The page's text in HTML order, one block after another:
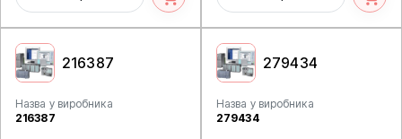
216387
Назва у виробника
216387
279434
Назва у виробника
279434